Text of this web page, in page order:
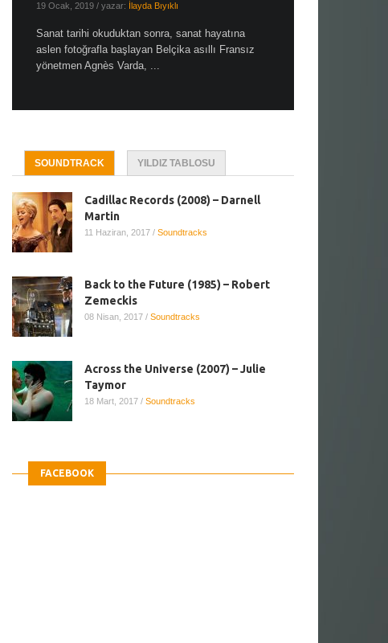
19 Ocak, 2019 / yazar: İlayda Bıyıklı
Sanat tarihi okuduktan sonra, sanat hayatına
aslen fotoğrafla başlayan Belçika asıllı Fransız
yönetmen Agnès Varda, ...
SOUNDTRACK YILDIZ TABLOSU
Cadillac Records (2008) – Darnell
Martin
11 Haziran, 2017 / Soundtracks
Back to the Future (1985) – Robert
Zemeckis
08 Nisan, 2017 / Soundtracks
Across the Universe (2007) – Julie
Taymor
18 Mart, 2017 / Soundtracks
FACEBOOK